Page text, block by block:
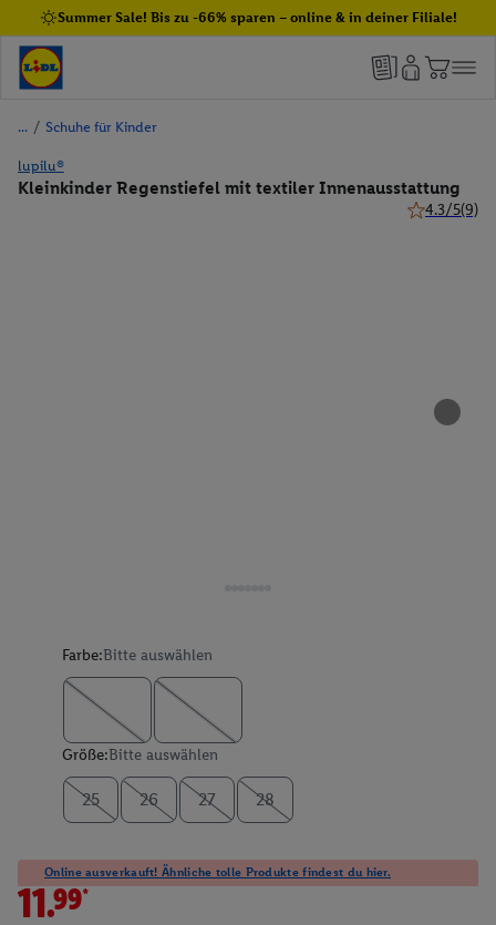
Summer Sale! Bis zu -66% sparen – online & in deiner Filiale!
/ Schuhe für Kinder
lupilu®
Kleinkinder Regenstiefel mit textiler Innenausstattung
4.3/5(9)
Farbe:Bitte auswählen
Größe:Bitte auswählen
25 26 27 28
Online ausverkauft! Ähnliche tolle Produkte findest du hier.
11.99*